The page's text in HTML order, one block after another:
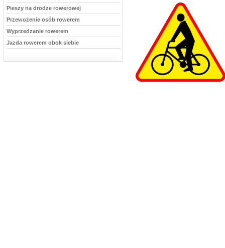
Pieszy na drodze rowerowej
Przewożenie osób rowerem
Wyprzedzanie rowerem
Jazda rowerem obok siebie